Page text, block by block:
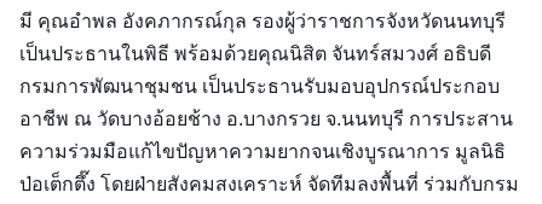
มี คุณอำพล อังคภากรณ์กุล รองผู้ว่าราชการจังหวัดนนทบุรี
เป็นประธานในพิธี พร้อมด้วยคุณนิสิต จันทร์สมวงศ์ อธิบดี
กรมการพัฒนาชุมชน เป็นประธานรับมอบอุปกรณ์ประกอบ
อาชีพ ณ วัดบางอ้อยช้าง อ.บางกรวย จ.นนทบุรี การประสาน
ความร่วมมือแก้ไขปัญหาความยากจนเชิงบูรณาการ มูลนิธิ
ป่อเต็กตึ๊ง โดยฝ่ายสังคมสงเคราะห์ จัดทีมลงพื้นที่ ร่วมกับกรม